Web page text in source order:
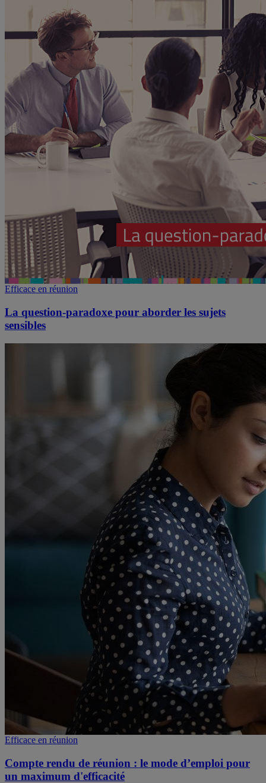
Efficace en réunion
La question-paradoxe pour aborder les sujets
sensibles
Efficace en réunion
Compte rendu de réunion : le mode d’emploi pour
un maximum d'efficacité